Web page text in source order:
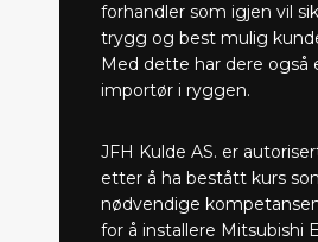
forhandler som igjen vil
trygg og best mulig
Med dette har dere også
importør i ryggen.
JFH Kulde AS. er
etter å ha bestått kurs
nødvendige
for å installere Mitsubishi